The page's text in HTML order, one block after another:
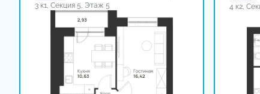
3 к1, Секция 5, Этаж 5
4 к2,